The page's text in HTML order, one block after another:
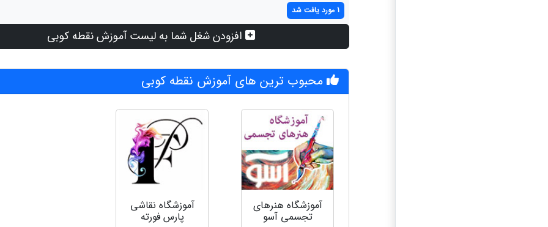
1 مورد یافت شد
افزودن شغل شما به لیست آموزش نقطه کوبی
محبوب ترین های آموزش نقطه کوبی
آموزشگاه هنرهای
تجسمی آسو
آموزشگاه نقاشی
پارس فورته